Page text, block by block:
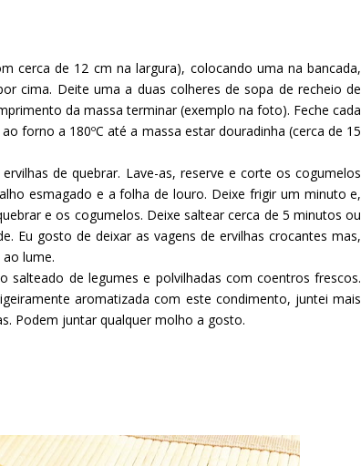
cerca de 12 cm na largura), colocando uma na bancada,
cima. Deite uma a duas colheres de sopa de recheio de
da massa terminar (exemplo na foto). Feche cada
forno a 180ºC até a massa estar douradinha (cerca de 15
de quebrar. Lave-as, reserve e corte os cogumelos
esmagado e a folha de louro. Deixe frigir um minuto e,
e os cogumelos. Deixe saltear cerca de 5 minutos ou
Eu gosto de deixar as vagens de ervilhas crocantes mas,
lume.
salteado de legumes e polvilhadas com coentros frescos.
aromatizada com este condimento, juntei mais
Podem juntar qualquer molho a gosto.